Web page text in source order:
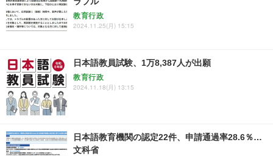
教育行政
2024.11.25(月) 15:15
日本語教員試験、1万8,387人が出願
教育行政
2024.11.18(月) 13:15
日本語教育機関の認定22件、申請通過率28.6％…
文科省